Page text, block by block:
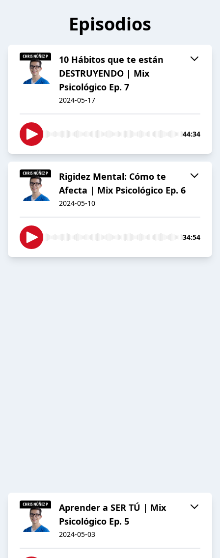
Episodios
10 Hábitos que te están
DESTRUYENDO | Mix
Psicológico Ep. 7
2024-05-17
44:34
Rigidez Mental: Cómo te
Afecta | Mix Psicológico Ep. 6
2024-05-10
34:54
Aprender a SER TÚ | Mix
Psicológico Ep. 5
2024-05-03